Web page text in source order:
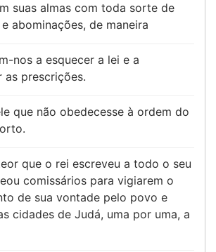
suas almas com toda sorte de
abominações, de maneira
nos a esquecer a lei e a
as prescrições.
que não obedecesse à ordem do
que o rei escreveu a todo o seu
comissários para vigiarem o
de sua vontade pelo povo e
cidades de Judá, uma por uma, a